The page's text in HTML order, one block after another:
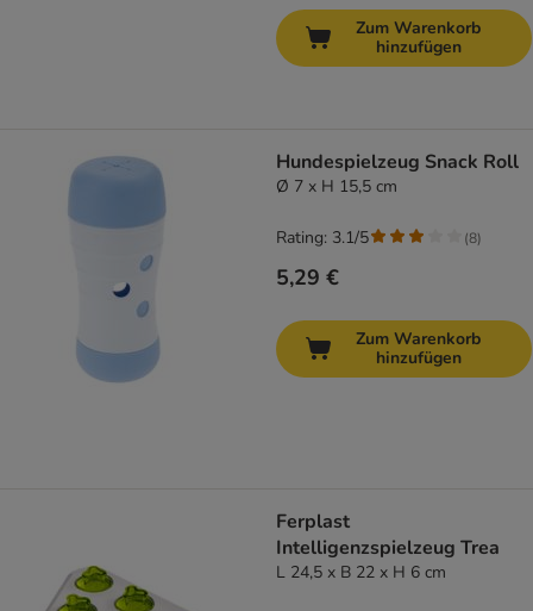
Zum Warenkorb
hinzufügen
Hundespielzeug Snack Roll
Ø 7 x H 15,5 cm
5,29 €
Rating: 3.1/5 (8)
Zum Warenkorb
hinzufügen
Ferplast
Intelligenzspielzeug Trea
L 24,5 x B 22 x H 6 cm